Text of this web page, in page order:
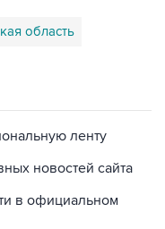
область
ленту
новостей сайта
в официальном